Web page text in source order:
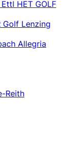
HET GOLF
Golf Lenzing
Allegria
Reith